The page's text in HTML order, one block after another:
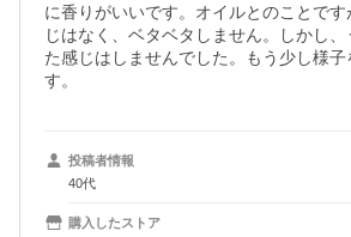
に香りがいいです。オイルとのことで
じはなく、ベタベタしません。しかし
た感じはしませんでした。もう少し様子
す。
投稿者情報
40代
購入したストア